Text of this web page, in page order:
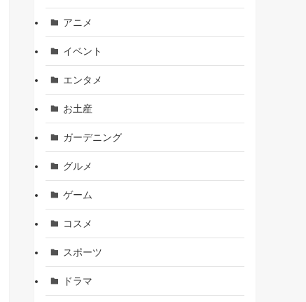
アニメ
イベント
エンタメ
お土産
ガーデニング
グルメ
ゲーム
コスメ
スポーツ
ドラマ